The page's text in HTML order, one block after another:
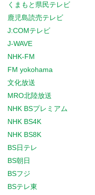
くまもと県民テレビ
鹿児島読売テレビ
J:COMテレビ
J-WAVE
NHK-FM
FM yokohama
文化放送
MRO北陸放送
NHK BSプレミアム
NHK BS4K
NHK BS8K
BS日テレ
BS朝日
BSフジ
BSテレ東